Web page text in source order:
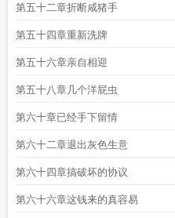
第五十二章折断咸猪手
第五十四章重新洗牌
第五十六章亲自相迎
第五十八章几个洋屁虫
第六十章已经手下留情
第六十二章退出灰色生意
第六十四章搞破坏的协议
第六十六章这钱来的真容易